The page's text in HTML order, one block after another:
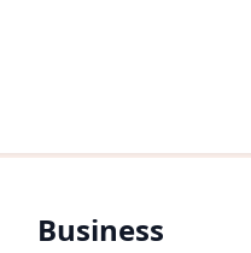
Business